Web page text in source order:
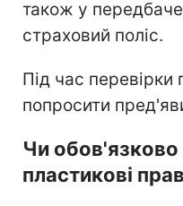
також у
страховий поліс.
Під час
попросити
Чи обов'язково
пластикові